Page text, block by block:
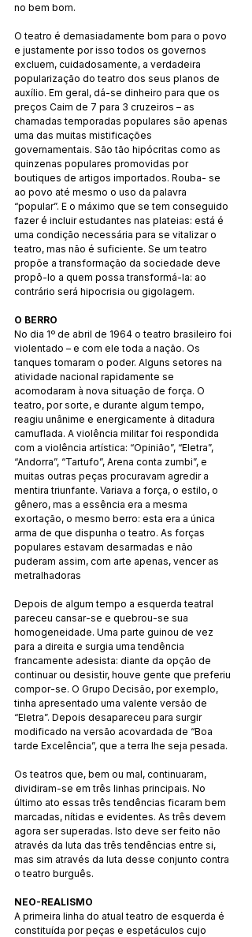
no bem bom.
O teatro é demasiadamente bom para o povo
e justamente por isso todos os governos
excluem, cuidadosamente, a verdadeira
popularização do teatro dos seus planos de
auxílio. Em geral, dá-se dinheiro para que os
preços Caim de 7 para 3 cruzeiros – as
chamadas temporadas populares são apenas
uma das muitas mistificações
governamentais. São tão hipócritas como as
quinzenas populares promovidas por
boutiques de artigos importados. Rouba- se
ao povo até mesmo o uso da palavra
“popular”. E o máximo que se tem conseguido
fazer é incluir estudantes nas plateias: está é
uma condição necessária para se vitalizar o
teatro, mas não é suficiente. Se um teatro
propõe a transformação da sociedade deve
propô-lo a quem possa transformá-la: ao
contrário será hipocrisia ou gigolagem.
O BERRO
No dia 1º de abril de 1964 o teatro brasileiro foi
violentado – e com ele toda a nação. Os
tanques tomaram o poder. Alguns setores na
atividade nacional rapidamente se
acomodaram à nova situação de força. O
teatro, por sorte, e durante algum tempo,
reagiu unânime e energicamente à ditadura
camuflada. A violência militar foi respondida
com a violência artística: “Opinião”, “Eletra”,
“Andorra”, “Tartufo”, Arena conta zumbi”, e
muitas outras peças procuravam agredir a
mentira triunfante. Variava a força, o estilo, o
gênero, mas a essência era a mesma
exortação, o mesmo berro: esta era a única
arma de que dispunha o teatro. As forças
populares estavam desarmadas e não
puderam assim, com arte apenas, vencer as
metralhadoras
Depois de algum tempo a esquerda teatral
pareceu cansar-se e quebrou-se sua
homogeneidade. Uma parte guinou de vez
para a direita e surgia uma tendência
francamente adesista: diante da opção de
continuar ou desistir, houve gente que preferiu
compor-se. O Grupo Decisão, por exemplo,
tinha apresentado uma valente versão de
“Eletra”. Depois desapareceu para surgir
modificado na versão acovardada de “Boa
tarde Excelência”, que a terra lhe seja pesada.
Os teatros que, bem ou mal, continuaram,
dividiram-se em três linhas principais. No
último ato essas três tendências ficaram bem
marcadas, nítidas e evidentes. As três devem
agora ser superadas. Isto deve ser feito não
através da luta das três tendências entre si,
mas sim através da luta desse conjunto contra
o teatro burguês.
NEO-REALISMO
A primeira linha do atual teatro de esquerda é
constituída por peças e espetáculos cujo